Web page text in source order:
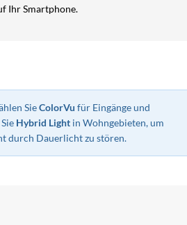
Ihr Smartphone.
SieColorVu für Eingänge und
Hybrid Light in Wohngebieten, um
durch Dauerlicht zu stören.